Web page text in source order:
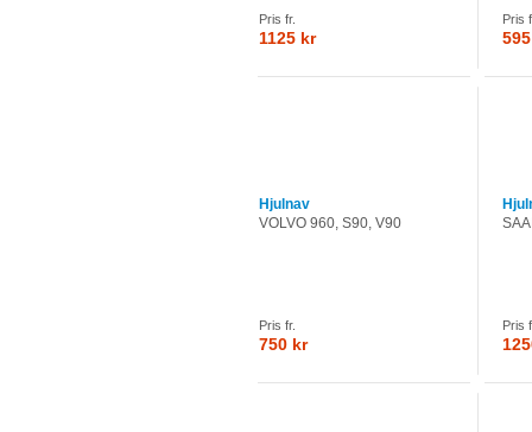
Pris fr.
1125 kr
Pris
Hjulnav
VOLVO 960, S90, V90
Pris fr.
750 kr
Pris